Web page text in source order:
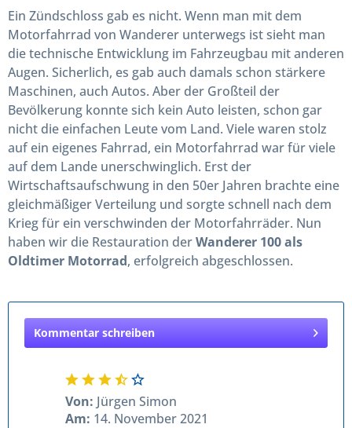
Ein Zündschloss gab es nicht. Wenn man mit dem
Motorfahrrad von Wanderer unterwegs ist sieht man
die technische Entwicklung im Fahrzeugbau mit anderen
Augen. Sicherlich, es gab auch damals schon stärkere
Maschinen, auch Autos. Aber der Großteil der
Bevölkerung konnte sich kein Auto leisten, schon gar
nicht die einfachen Leute vom Land. Viele waren stolz
auf ein eigenes Fahrrad, ein Motorfahrrad war für viele
auf dem Lande unerschwinglich. Erst der
Wirtschaftsaufschwung in den 50er Jahren brachte eine
gleichmäßiger Verteilung und sorgte schnell nach dem
Krieg für ein verschwinden der Motorfahrräder. Nun
haben wir die Restauration derWanderer 100 als
Oldtimer Motorrad, erfolgreich abgeschlossen.
Kommentar schreiben
Von: Jürgen Simon
Am: 14. November 2021